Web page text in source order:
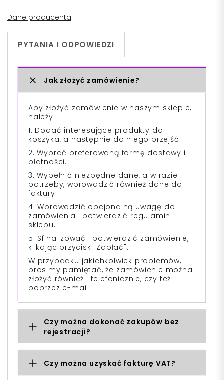
Dane producenta
PYTANIA I ODPOWIEDZI
Jak złożyć zamówienie?
Aby złożyć zamówienie w naszym sklepie,
należy:
1. Dodać interesujące produkty do
koszyka, a następnie do niego przejść.
2. Wybrać preferowaną formę dostawy i
płatności.
3. Wypełnić niezbędne dane, a w razie
potrzeby, wprowadzić również dane do
faktury.
4. Wprowadzić opcjonalną uwagę do
zamówienia i potwierdzić regulamin
sklepu.
5. Sfinalizować i potwierdzić zamówienie,
klikając przycisk "Zapłać".
W przypadku jakichkolwiek problemów,
prosimy pamiętać, że zamówienie można
złożyć również i telefonicznie, czy też
poprzez e-mail.
Czy można dokonać zakupów bez
rejestracji?
Czy można uzyskać fakturę VAT?